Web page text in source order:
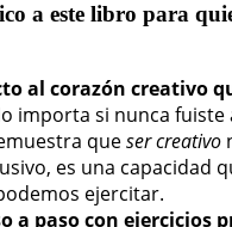
a este libro para
al corazón creativo
importa si nunca fuiste
queser creativo
es una capacidad
ejercitar.
a paso con ejercicios